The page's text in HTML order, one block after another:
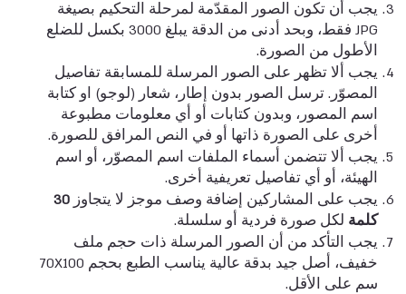
يجب أن تكون الصور المقدّمة لمرحلة التحكيم بصيغة
JPG فقط، وبحد أدنى من الدقة يبلغ 3000 بكسل للضلع
الأطول من الصورة.
يجب ألا تظهر على الصور المرسلة للمسابقة تفاصيل
المصوّر. ترسل الصور بدون إطار، شعار (لوجو) او كتابة
اسم المصور، وبدون كتابات أو أي معلومات مطبوعة
أخرى على الصورة ذاتها أو في النص المرافق للصورة.
يجب ألا تتضمن أسماء الملفات اسم المصوّر، أو اسم
الهيئة، أو أي تفاصيل تعريفية أخرى.
يجب على المشاركين إضافة وصف موجز لا يتجاوز 30
كلمة لكل صورة فردية أو سلسلة.
يجب التأكد من أن الصور المرسلة ذات حجم ملف
خفيف، أصل جيد بدقة عالية يناسب الطبع بحجم 70X100
سم على الأقل.